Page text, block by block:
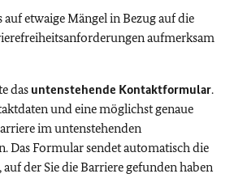
etwaige Mängel in Bezug auf die
aufmerksam
das untenstehende Kontaktformular.
und eine möglichst genaue
im untenstehenden
Das Formular sendet automatisch die
auf der Sie die Barriere gefunden haben